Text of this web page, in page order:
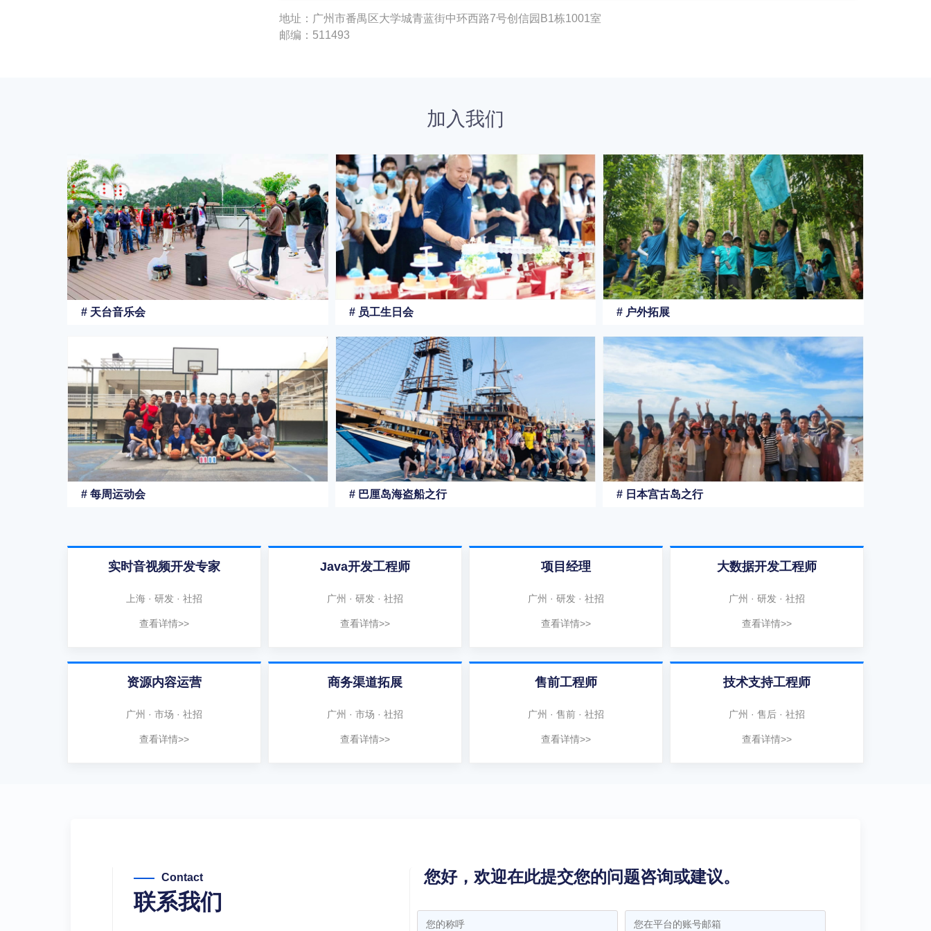
地址：广州市番禺区大学城青蓝街中环西路7号创信园B1栋1001室
邮编：511493
加入我们
# 天台音乐会 # 员工生日会 # 户外拓展
# 每周运动会 # 巴厘岛海盗船之行 # 日本宫古岛之行
实时音视频开发专家
上海 · 研发 · 社招
查看详情>>
Java开发工程师
广州 · 研发 · 社招
查看详情>>
项目经理
广州 · 研发 · 社招
查看详情>>
大数据开发工程师
广州 · 研发 · 社招
查看详情>>
资源内容运营
广州 · 市场 · 社招
查看详情>>
商务渠道拓展
广州 · 市场 · 社招
查看详情>>
售前工程师
广州 · 售前 · 社招
查看详情>>
技术支持工程师
广州 · 售后 · 社招
查看详情>>
Contact
联系我们
您好，欢迎在此提交您的问题咨询或建议。